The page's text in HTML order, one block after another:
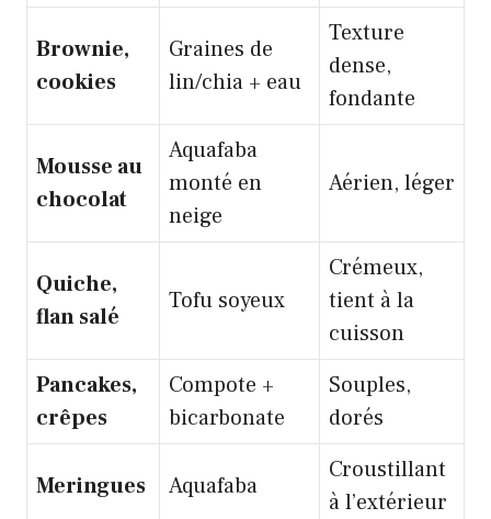
Brownie,
cookies
Graines de
lin/chia + eau
Texture
dense,
fondante
Mousse au
chocolat
Aquafaba
monté en
neige
Aérien, léger
Quiche,
flan salé
Tofu soyeux
Crémeux,
tient à la
cuisson
Pancakes,
crêpes
Compote +
bicarbonate
Souples,
dorés
Meringues Aquafaba
Croustillant
à l’extérieur